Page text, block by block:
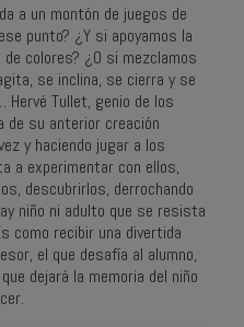
a un montón de juegos de
punto? ¿Y si apoyamos la
colores? ¿O si mezclamos
se inclina, se cierra y se
Hervé Tullet, genio de los
su anterior creación
y haciendo jugar a los
a experimentar con ellos,
descubrirlos, derrochando
niño ni adulto que se resista
como recibir una divertida
el que desafía al alumno,
dejará la memoria del niño